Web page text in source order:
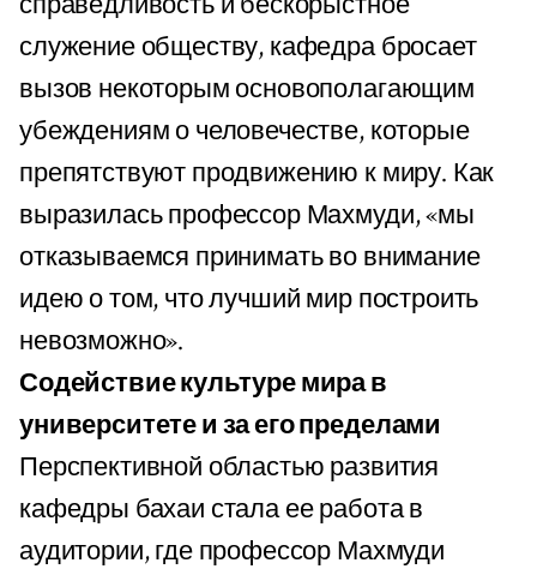
служение обществу, кафедра бросает
вызов некоторым основополагающим
убеждениям о человечестве, которые
препятствуют продвижению к миру. Как
выразилась профессор Махмуди, «мы
отказываемся принимать во внимание
идею о том, что лучший мир построить
невозможно».
Содействие культуре мира в
университете и за его пределами
Перспективной областью развития
кафедры бахаи стала ее работа в
аудитории, где профессор Махмуди